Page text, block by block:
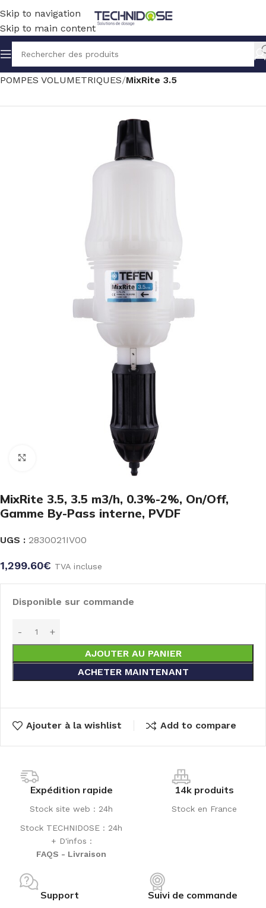
Skip to navigation
Skip to main content
Accueil TRAITEMENT EAU DOSAGE
POMPES VOLUMETRIQUES MixRite 3.5
MixRite 3.5, 3.5 m3/h, 0.3%-2%, On/Off,
Gamme By-Pass interne, PVDF
UGS : 2830021IV00
1,299.60€ TVA incluse
Disponible sur commande
AJOUTER AU PANIER
ACHETER MAINTENANT
Ajouter à la wishlist Add to compare
Expédition rapide
Stock site web : 24h
Stock TECHNIDOSE : 24h
+ D'infos :
FAQS - Livraison
14k produits
Stock en France
Support Suivi de commande